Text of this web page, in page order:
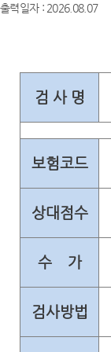
출력일자 : 2026.08.07
검 사 명
보험코드
상대점수
수 가
검사방법